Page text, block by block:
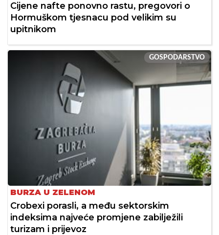
Cijene nafte ponovno rastu, pregovori o
Hormuškom tjesnacu pod velikim su
upitnikom
GOSPODARSTVO
BURZA U ZELENOM
Crobexi porasli, a među sektorskim
indeksima najveće promjene zabilježili
turizam i prijevoz